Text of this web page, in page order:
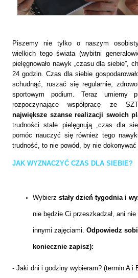
Piszemy nie tylko o naszym
wielkich tego świata (wybitni
pielęgnowało nawyk „czasu dla siebie”,
24 godzin. Czas dla siebie
schudnąć, ruszać się regularnie,
sportowym podium. Teraz umiemy
rozpoczynające współpracę ze
największe szanse realizacji swoich
trudności stale pielęgnują „czas dla
pomóc nauczyć się również tego
trudność, to nie powód, by nie dokonywać
JAK WYZNACZYĆ CZAS DLA SIEBIE?
Wybierz stały dzień tygodnia i
nie będzie Ci przeszkadzał, ani
innymi zajęciami. Odpowiedz
koniecznie zapisz):
- Jaki dni i godziny wybieram? (termin A i